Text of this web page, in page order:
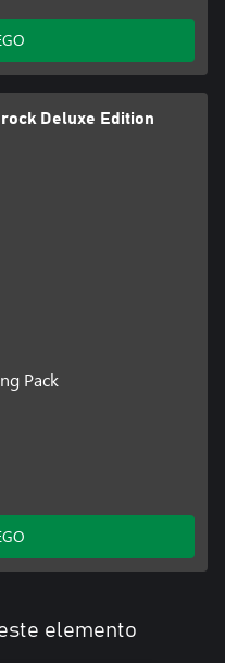
Deluxe Edition
Pack
elemento